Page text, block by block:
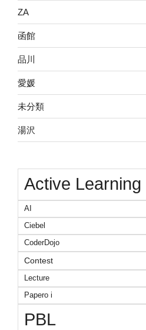
ZA
函館
品川
愛媛
未分類
湯沢
Active Learning
AI
Ciebel
CoderDojo
Contest
Lecture
Papero i
PBL